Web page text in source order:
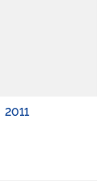
2011